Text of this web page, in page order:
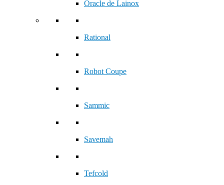
Oracle de Lainox
Rational
Robot Coupe
Sammic
Savemah
Tefcold